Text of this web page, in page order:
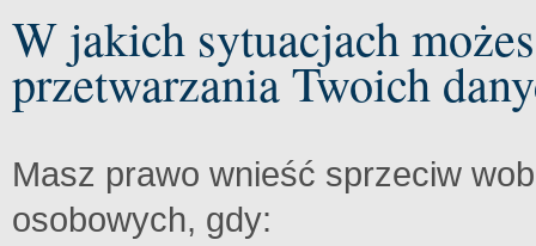
W jakich sytuacjach
przetwarzania Twoich
Masz prawo wnieść sprzeciw
osobowych, gdy: